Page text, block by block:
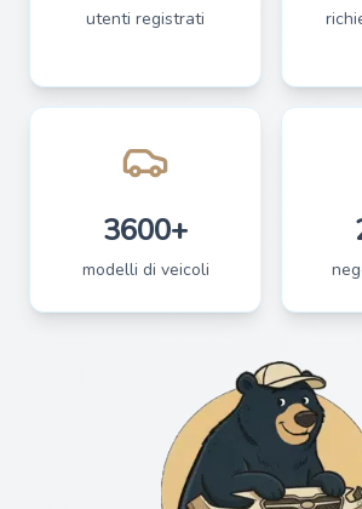
utenti registrati
3600+
modelli di veicoli